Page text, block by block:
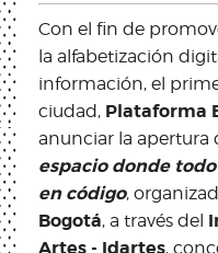
Con el fin de
la alfabetización
información, el
ciudad, Plataforma
anunciar la apertura
espacio donde
en código,
Bogotá, a través del
,